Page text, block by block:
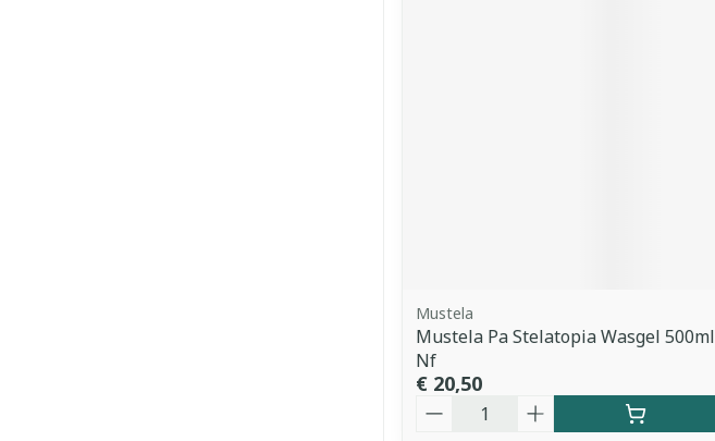
Mustela
Mustela Pa Stelatopia Wasgel 500ml
Nf
€ 20,50